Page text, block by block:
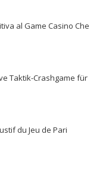
al Game Casino Che
Taktik-Crashgame für
du Jeu de Pari